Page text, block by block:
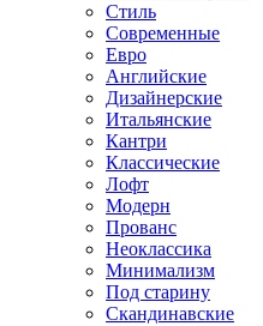
Стиль
Современные
Евро
Английские
Дизайнерские
Итальянские
Кантри
Классические
Лофт
Модерн
Прованс
Неоклассика
Минимализм
Под старину
Скандинавские